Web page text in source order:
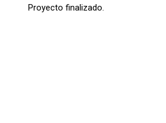
Proyecto finalizado.